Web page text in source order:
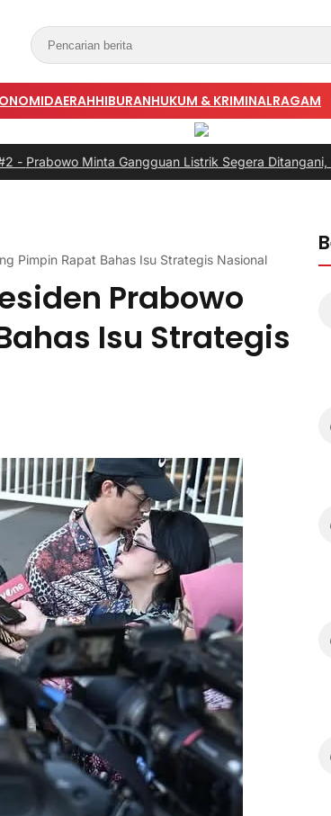
DAERAHHIBURANHUKUM & KRIMINALRAGAM
Minta Gangguan Listrik Segera Ditangani, Bahlil
Pimpin Rapat Bahas Isu Strategis Nasional
Prabowo
Isu Strategis